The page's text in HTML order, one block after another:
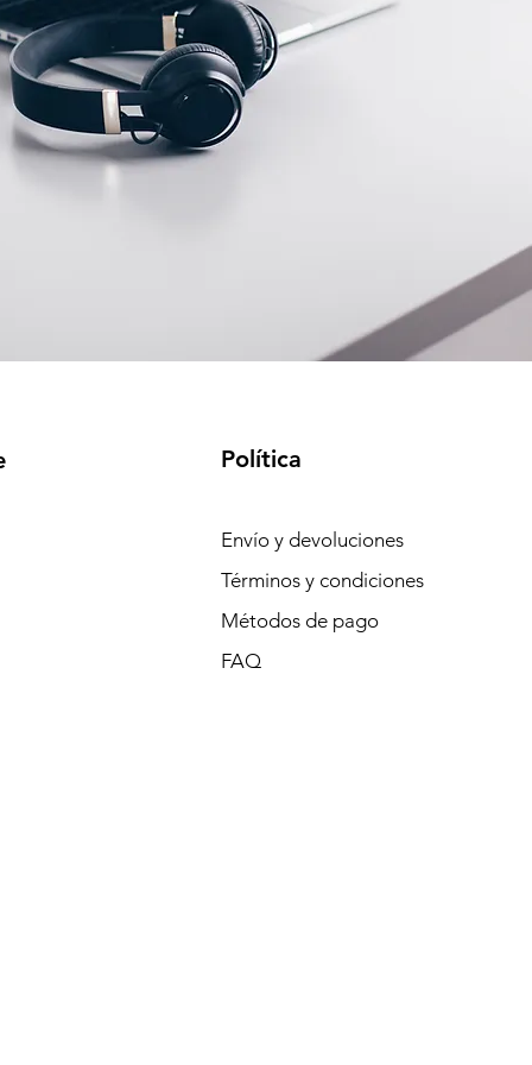
Política
Envío y devoluciones
Términos y condiciones
Métodos de pago
FAQ